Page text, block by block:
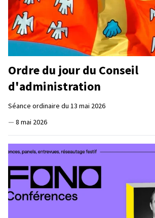
Ordre du jour du Conseil
d'administration
Séance ordinaire du 13 mai 2026
— 8 mai 2026